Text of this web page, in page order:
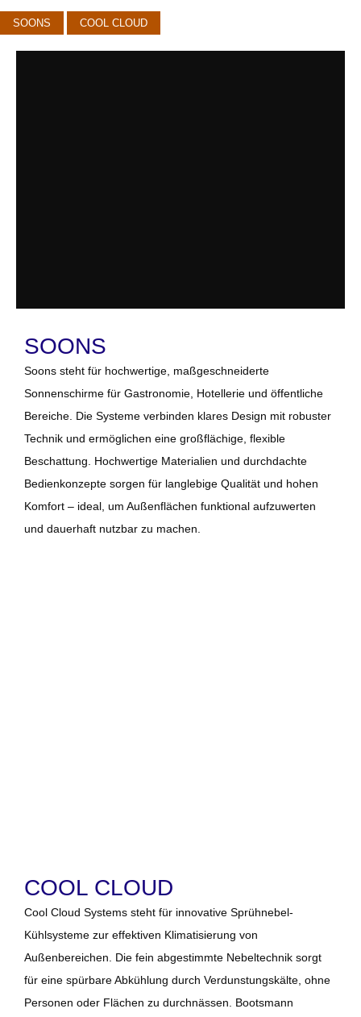
SOONS COOL CLOUD
SOONS
Soons steht für hochwertige, maßgeschneiderte
Sonnenschirme für Gastronomie, Hotellerie und öffentliche
Bereiche. Die Systeme verbinden klares Design mit robuster
Technik und ermöglichen eine großflächige, flexible
Beschattung. Hochwertige Materialien und durchdachte
Bedienkonzepte sorgen für langlebige Qualität und hohen
Komfort – ideal, um Außenflächen funktional aufzuwerten
und dauerhaft nutzbar zu machen.
COOL CLOUD
Cool Cloud Systems steht für innovative Sprühnebel-
Kühlsysteme zur effektiven Klimatisierung von
Außenbereichen. Die fein abgestimmte Nebeltechnik sorgt
für eine spürbare Abkühlung durch Verdunstungskälte, ohne
Personen oder Flächen zu durchnässen. Bootsmann